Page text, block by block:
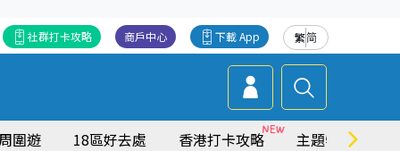
繁简
下載 App
商戶中心
社群打卡攻略
圍遊 18區好去處 香港打卡攻略 主題特集